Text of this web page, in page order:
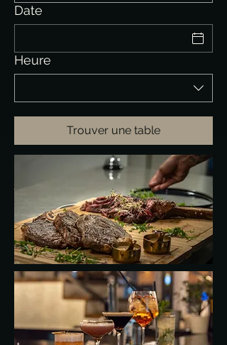
Date
Heure
Trouver une table